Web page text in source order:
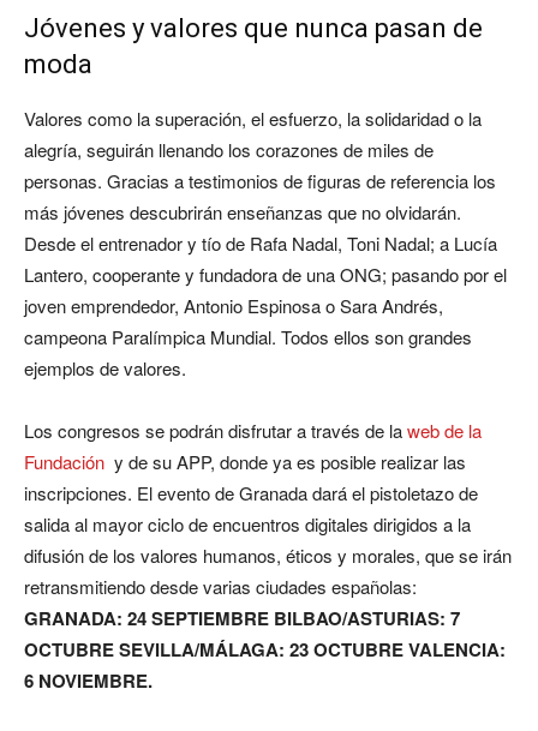
Jóvenes y valores que nunca pasan de
moda
Valores como la superación, el esfuerzo, la solidaridad o la
alegría, seguirán llenando los corazones de miles de
personas. Gracias a testimonios de figuras de referencia los
más jóvenes descubrirán enseñanzas que no olvidarán.
Desde el entrenador y tío de Rafa Nadal, Toni Nadal; a Lucía
Lantero, cooperante y fundadora de una ONG; pasando por el
joven emprendedor, Antonio Espinosa o Sara Andrés,
campeona Paralímpica Mundial. Todos ellos son grandes
ejemplos de valores.
Los congresos se podrán disfrutar a través de laweb de la
Fundación y de su APP, donde ya es posible realizar las
inscripciones. El evento de Granada dará el pistoletazo de
salida al mayor ciclo de encuentros digitales dirigidos a la
difusión de los valores humanos, éticos y morales, que se irán
retransmitiendo desde varias ciudades españolas:
GRANADA: 24 SEPTIEMBRE BILBAO/ASTURIAS: 7
OCTUBRE SEVILLA/MÁLAGA: 23 OCTUBRE VALENCIA:
6 NOVIEMBRE.